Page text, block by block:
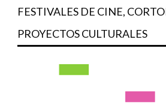
FESTIVALES DE CINE,
PROYECTOS CULTURALES